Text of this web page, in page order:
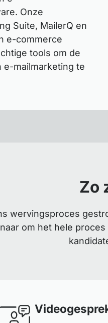
Onze
Suite, MailerQ en
e-commerce
tools om de
e-mailmarketing te
Zo
wervingsproces
om het hele